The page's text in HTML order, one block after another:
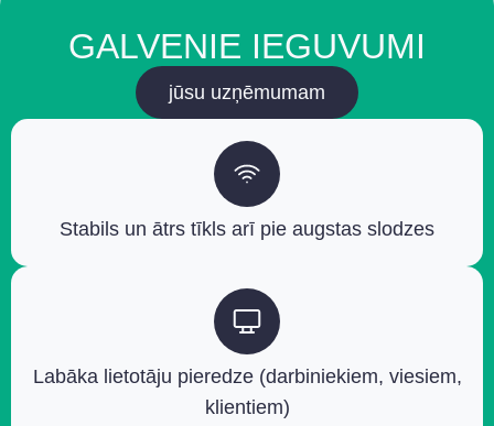
GALVENIE IEGUVUMI
jūsu uzņēmumam
Stabils un ātrs tīkls arī pie augstas slodzes
Labāka lietotāju pieredze (darbiniekiem, viesiem,
klientiem)